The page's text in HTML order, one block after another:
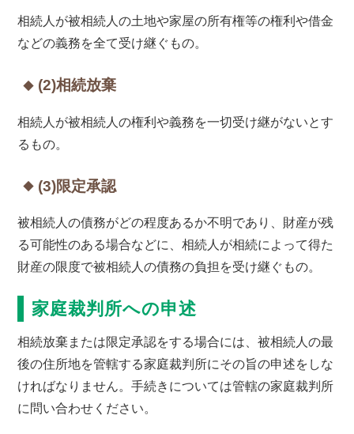
相続人が被相続人の土地や家屋の所有権等の権利や借金
などの義務を全て受け継ぐもの。
(2)相続放棄
相続人が被相続人の権利や義務を一切受け継がないとす
るもの。
(3)限定承認
被相続人の債務がどの程度あるか不明であり、財産が残
る可能性のある場合などに、相続人が相続によって得た
財産の限度で被相続人の債務の負担を受け継ぐもの。
家庭裁判所への申述
相続放棄または限定承認をする場合には、被相続人の最
後の住所地を管轄する家庭裁判所にその旨の申述をしな
ければなりません。手続きについては管轄の家庭裁判所
に問い合わせください。